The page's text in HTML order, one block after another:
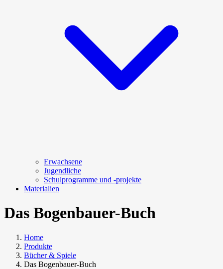
Erwachsene
Jugendliche
Schulprogramme und -projekte
Materialien
Das Bogenbauer-Buch
Home
Produkte
Bücher & Spiele
Das Bogenbauer-Buch